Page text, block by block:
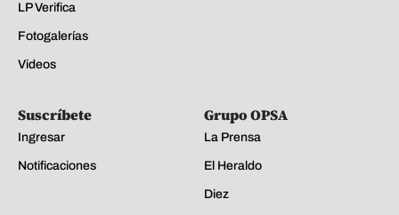
LP Verifica
Fotogalerías
Videos
Suscríbete
Ingresar
Notificaciones
Grupo OPSA
La Prensa
El Heraldo
Diez